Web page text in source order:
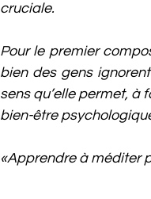
cruciale.
Pour le premier
bien des gens
sens qu’elle permet, à
bien-être
«Apprendre à méditer